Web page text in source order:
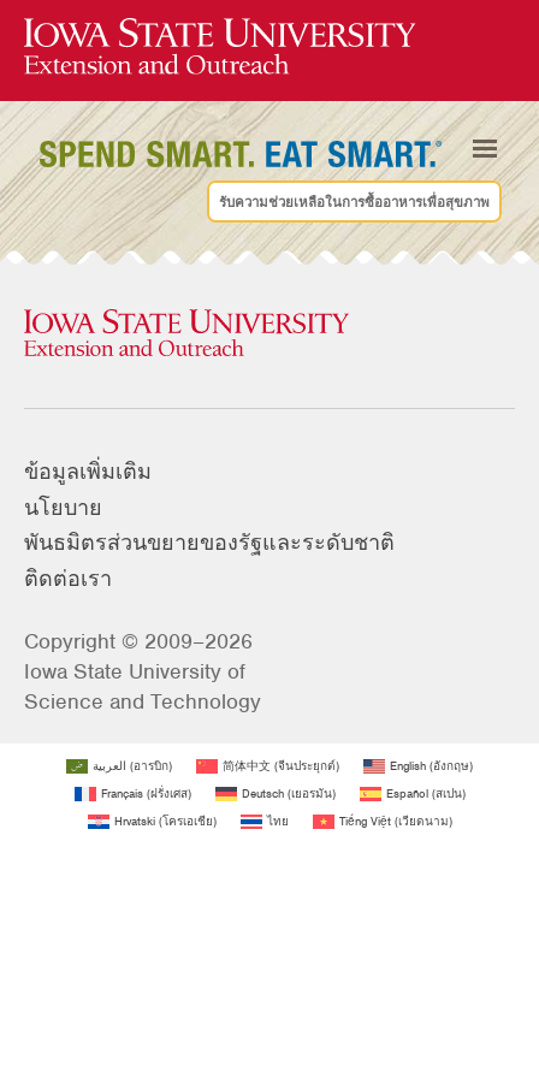
รับความช่วยเหลือในการซื้ออาหารเพื่อสุขภาพ
ข้อมูลเพิ่มเติม
นโยบาย
พันธมิตรส่วนขยายของรัฐและระดับชาติ
ติดต่อเรา
Copyright © 2009–2026
Iowa State University of
Science and Technology
العربية (อารบิก) 简体中文 (จีนประยุกต์) English (อังกฤษ)
Français(ฝรั่งเศส) Deutsch(เยอรมัน) Español(สเปน)
Hrvatski(โครเอเชีย) ไทย Tiếng Việt(เวียดนาม)